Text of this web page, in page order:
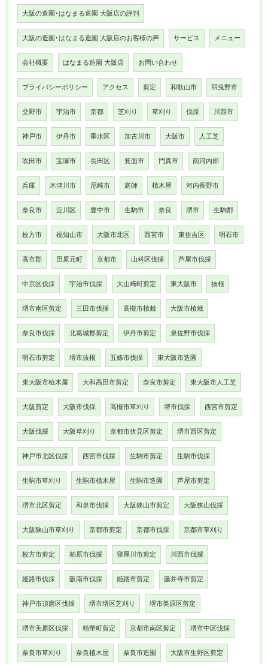
大阪の造園･はなまる造園 大阪店の評判
大阪の造園･はなまる造園 大阪店のお客様の声 サービス メニュー
会社概要 はなまる造園 大阪店 お問い合わせ
プライバシーポリシー アクセス 剪定 和歌山市 羽曳野市
交野市 宇治市 京都 芝刈り 草刈り 伐採 川西市
神戸市 伊丹市 垂水区 加古川市 大阪市 人工芝
吹田市 宝塚市 長田区 箕面市 門真市 南河内郡
兵庫 木津川市 尼崎市 庭師 植木屋 河内長野市
奈良市 淀川区 豊中市 生駒市 奈良 堺市 生駒郡
枚方市 福知山市 大阪市北区 西宮市 東住吉区 明石市
高市郡 田原元町 京都市 山科区伐採 芦屋市伐採
中京区伐採 宇治市伐採 大山崎町剪定 東大阪市 抜根
堺市南区剪定 三田市伐採 高槻市植栽 大阪市植栽
奈良市伐採 北葛城郡剪定 伊丹市剪定 泉佐野市伐採
明石市剪定 堺市抜根 五條市伐採 東大阪市造園
東大阪市植木屋 大和高田市剪定 奈良市剪定 東大阪市人工芝
大阪剪定 大阪市伐採 高槻市草刈り 堺市伐採 西宮市剪定
大阪伐採 大阪草刈り 京都市伏見区剪定 堺市西区剪定
神戸市北区伐採 西宮市伐採 生駒市剪定 生駒市伐採
生駒市草刈り 生駒市植木屋 生駒市造園 芦屋市剪定
堺市北区剪定 和泉市伐採 大阪狭山市剪定 大阪狭山伐採
大阪狭山市草刈り 京都市剪定 京都市伐採 京都市草刈り
枚方市剪定 柏原市伐採 寝屋川市剪定 川西市伐採
姫路市伐採 阪南市伐採 姫路市剪定 藤井寺市剪定
神戸市須磨区伐採 堺市堺区芝刈り 堺市美原区剪定
堺市美原区伐採 精華町剪定 京都市南区剪定 堺市中区伐採
奈良市草刈り 奈良植木屋 奈良市造園 大阪市生野区剪定